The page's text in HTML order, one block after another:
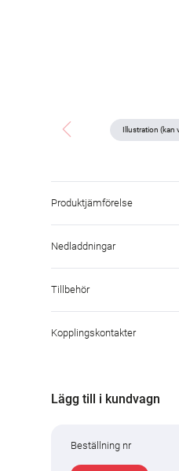
Produktjämförelse
Nedladdningar
Tillbehör
Kopplingskontakter
Lägg till i kundvagn
Beställning nr